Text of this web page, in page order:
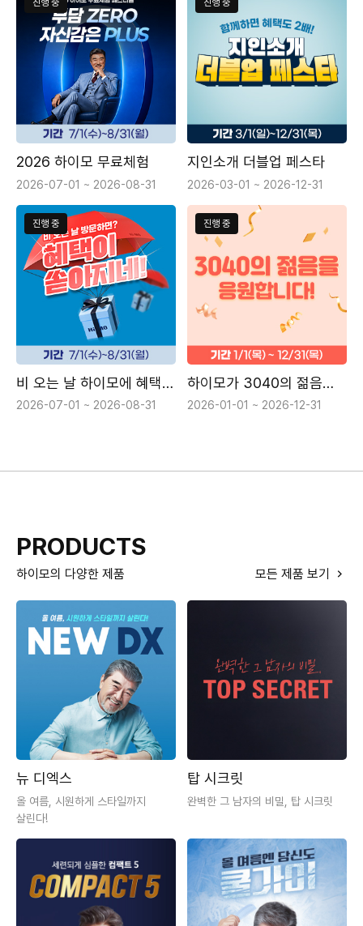
진행 중
2026 하이모 무료체험
2026-07-01 ~ 2026-08-31
진행 중
지인소개 더블업 페스타
2026-03-01 ~ 2026-12-31
진행 중
비 오는 날 하이모에 혜택이 쏟아지네!
2026-07-01 ~ 2026-08-31
진행 중
하이모가 3040의 젊음을 응원합니다!
2026-01-01 ~ 2026-12-31
PRODUCTS
하이모의 다양한 제품 모든 제품 보기
뉴 디엑스
올 여름, 시원하게 스타일까지
살린다!
탑 시크릿
완벽한 그 남자의 비밀, 탑 시크릿